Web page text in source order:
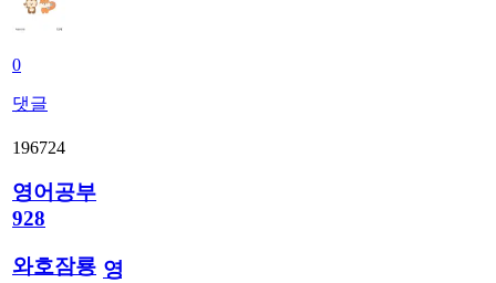
0
댓글
196724
영어공부
928
와호잠룡 영